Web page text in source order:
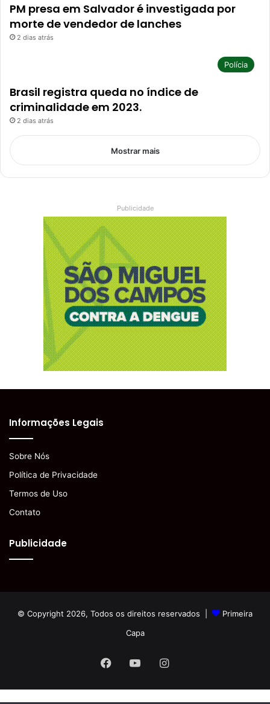
PM presa em Salvador é investigada por
morte de vendedor de lanches
2 dias atrás
Polícia
Brasil registra queda no índice de
criminalidade em 2023.
2 dias atrás
Mostrar mais
Publicidade
Informações Legais
Sobre Nós
Política de Privacidade
Termos de Uso
Contato
Publicidade
© Copyright 2026, Todos os direitos reservados |
Primeira
Capa
Facebook
YouTubeInstagram